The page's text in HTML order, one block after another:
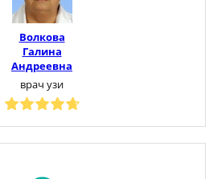
Волкова
Галина
Андреевна
врач узи